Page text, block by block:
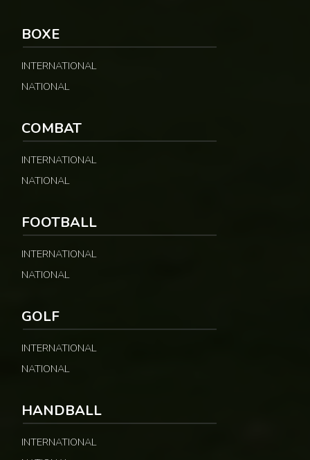
BOXE
INTERNATIONAL
NATIONAL
COMBAT
INTERNATIONAL
NATIONAL
FOOTBALL
INTERNATIONAL
NATIONAL
GOLF
INTERNATIONAL
NATIONAL
HANDBALL
INTERNATIONAL